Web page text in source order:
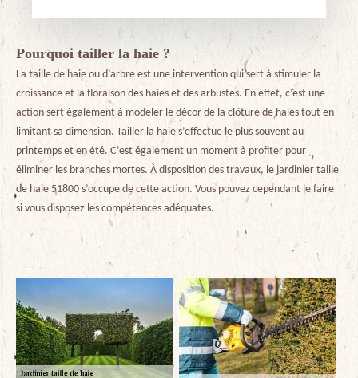
Pourquoi tailler la haie ?
La taille de haie ou d’arbre est une intervention qui sert à stimuler la
croissance et la floraison des haies et des arbustes. En effet, c’est une
action sert également à modeler le décor de la clôture de haies tout en
limitant sa dimension. Tailler la haie s’effectue le plus souvent au
printemps et en été. C’est également un moment à profiter pour
éliminer les branches mortes. À disposition des travaux, le jardinier taille
de haie 51800 s’occupe de cette action. Vous pouvez cependant le faire
si vous disposez les compétences adéquates.